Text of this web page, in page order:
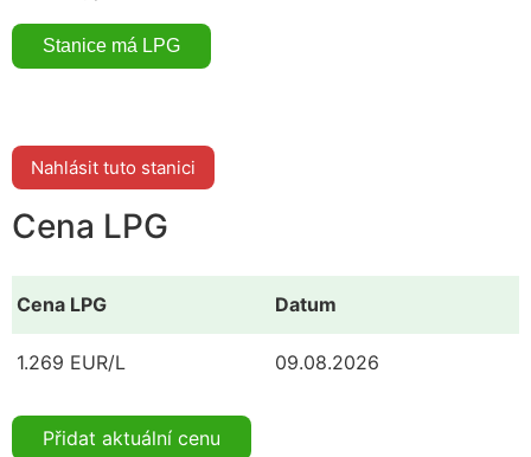
Nahlásit tuto stanici
Cena LPG
Cena LPG Datum
1.269 EUR/L 09.08.2026
Přidat aktuální cenu